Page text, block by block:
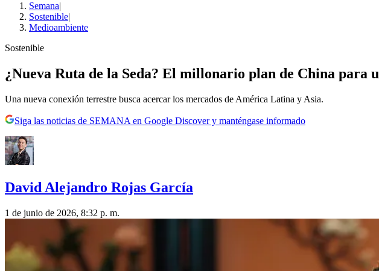
Semana|
Sostenible|
Medioambiente
Sostenible
¿Nueva Ruta de la Seda? El millonario plan de China para
Una nueva conexión terrestre busca acercar los mercados de América Latina y Asia.
Siga las noticias de SEMANA en Google Discover y manténgase informado
David Alejandro Rojas García
1 de junio de 2026, 8:32 p. m.